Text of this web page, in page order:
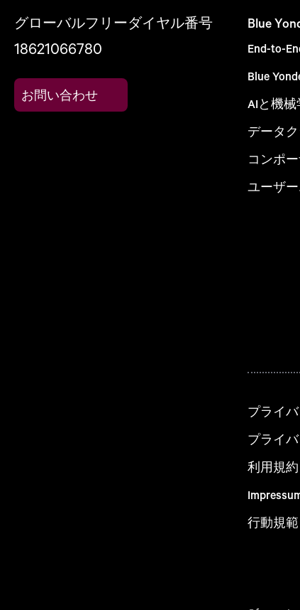
グローバルフリーダイヤル番号
18621066780
お問い合わせ
Blue
End-to-
Blue
AIと機械
データ
コンポ
ユーザ
プライ
プライ
利用規約
行動規範